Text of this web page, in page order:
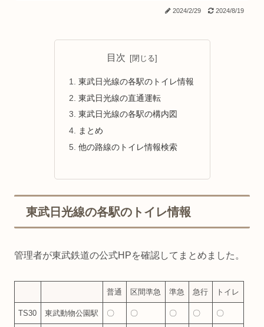
2024/2/29 2024/8/19
目次
東武日光線の各駅のトイレ情報
東武日光線の直通運転
東武日光線の各駅の構内図
まとめ
他の路線のトイレ情報検索
東武日光線の各駅のトイレ情報
管理者が東武鉄道の公式HPを確認してまとめました。
普通 区間準急 準急 急行 トイレ
TS30 東武動物公園駅 〇 〇 〇 〇 〇